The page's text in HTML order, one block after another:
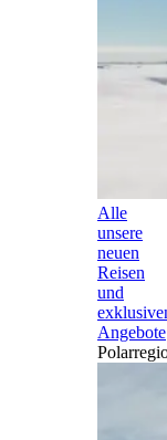
Alle
unsere
neuen
Reisen
und
Angebote